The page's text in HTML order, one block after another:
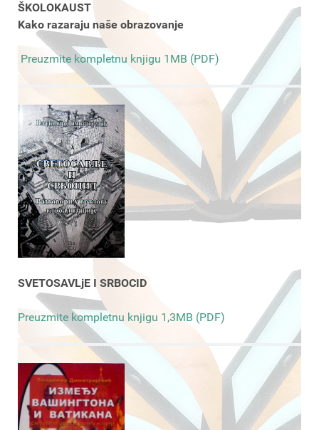
ŠKOLOKAUST
Kako razaraju naše obrazovanje
Preuzmite kompletnu knjigu 1MB (PDF)
SVETOSAVLjE I SRBOCID
Preuzmite kompletnu knjigu 1,3MB (PDF)